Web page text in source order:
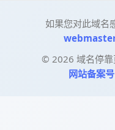
如果您对此域名
© 2026 域名停
网站备案